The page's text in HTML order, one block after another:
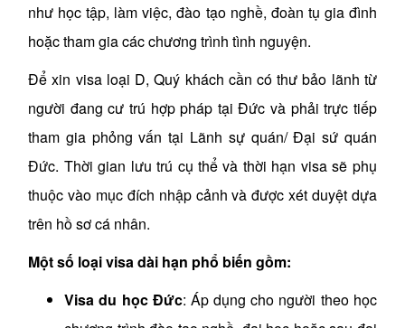
như học tập, làm việc, đào tạo nghề, đoàn tụ gia đình
hoặc tham gia các chương trình tình nguyện.
Để xin visa loại D, Quý khách cần có thư bảo lãnh từ
người đang cư trú hợp pháp tại Đức và phải trực tiếp
tham gia phỏng vấn tại Lãnh sự quán/ Đại sứ quán
Đức. Thời gian lưu trú cụ thể và thời hạn visa sẽ phụ
thuộc vào mục đích nhập cảnh và được xét duyệt dựa
trên hồ sơ cá nhân.
Một số loại visa dài hạn phổ biến gồm:
Visa du học Đức: Áp dụng cho người theo học